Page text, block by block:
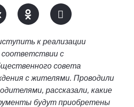
к реализации
с
совета
с жителями. Проводили
рассказали, какие
будут приобретены